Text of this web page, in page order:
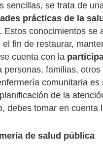
sencillas, se trata de
prácticas de la
Estos conocimientos se
el fin de restaurar,
cuenta con la
personas, familias,
comunitaria
de la
debes tomar en cuenta
de salud pública